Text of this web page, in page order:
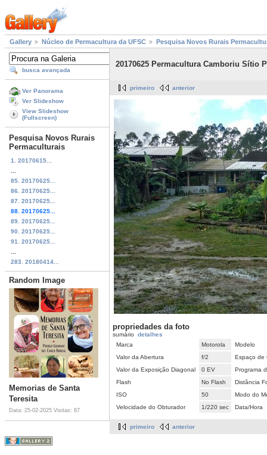
Gallery Núcleo de Permacultura da UFSC Pesquisa Novos Rurais
busca avançada
Ver Panorama
Ver Slideshow
View Slideshow
(Fullscreen)
Pesquisa Novos Rurais
Permaculturais
1. 20170615...
85. 20170625...
86. 20170625...
87. 20170625...
88. 20170625...
89. 20170625...
90. 20170625...
91. 20170625...
283. 20180414...
Random Image
Memorias de Santa
Teresita
Data: 25-02-2025 Visitas: 87
20170625 Permacultura Camboriu Sítio
primeiro anterior
propriedades da foto
sumário detalhes
Marca
Motorola
Modelo
Valor da Abertura
f/2
Espaço de
Valor da Exposição Diagonal
0 EV
Programa
Flash
No Flash
Distância
ISO
50
Modo do
Velocidade do Obturador
1/220 sec Data/Hora
primeiro anterior